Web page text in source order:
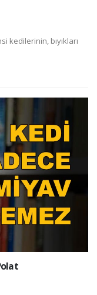
kedilerinin, bıyıkları